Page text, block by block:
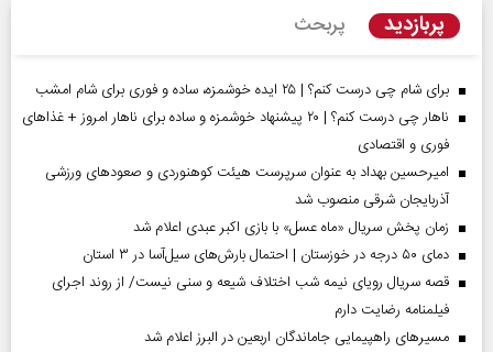
پربازدید پربحث
برای شام چی درست کنم؟ | ۲۵ ایده خوشمزه، ساده و فوری برای شام امشب
ناهار چی درست کنم؟ | ۲۰ پیشنهاد خوشمزه و ساده برای ناهار امروز + غذاهای
فوری و اقتصادی
امیرحسین بهداد به عنوان سرپرست هیئت کوهنوردی و صعودهای ورزشی
آذربایجان شرقی منصوب شد
زمان پخش سریال «ماه عسل» با بازی اکبر عبدی اعلام شد
دمای ۵۰ درجه در خوزستان | احتمال بارش‌های سیل‌آسا در ۳ استان
قصه سریال رویای نیمه شب اختلاف شیعه و سنی نیست/ از روند اجرای
فیلمنامه رضایت دارم
مسیر‌های راهپیمایی جاماندگان اربعین در البرز اعلام شد